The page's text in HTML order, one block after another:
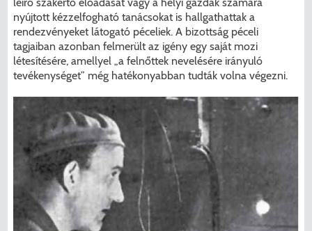
nyújtott kézzelfogható tanácsokat is hallgathattak a
rendezvényeket látogató péceliek. A bizottság péceli
tagjaiban azonban felmerült az igény egy saját mozi
létesítésére, amellyel „a felnőttek nevelésére irányuló
tevékenységet” még hatékonyabban tudták volna végezni.